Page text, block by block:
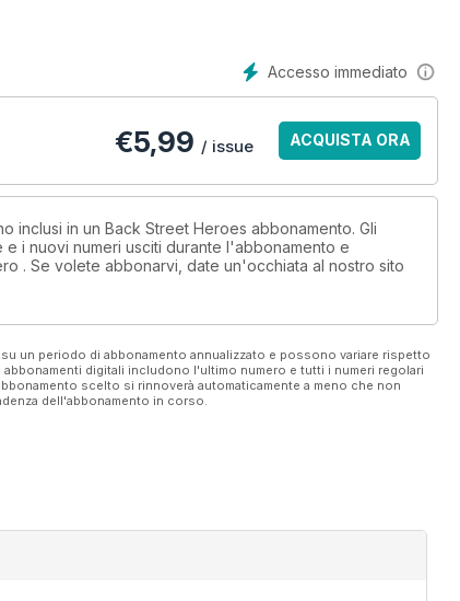
Accesso immediato
€5,99 / issue ACQUISTA ORA
inclusi in un Back Street Heroes abbonamento. Gli
i nuovi numeri usciti durante l'abbonamento e
. Se volete abbonarvi, date un'occhiata al nostro sito
un periodo di abbonamento annualizzato e possono variare rispetto
digitali includono l'ultimo numero e tutti i numeri regolari
scelto si rinnoverà automaticamente a meno che non
dell'abbonamento in corso.